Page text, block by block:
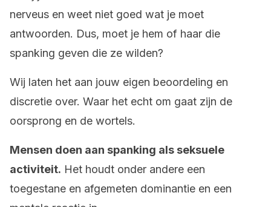
nerveus en weet niet goed wat je moet
antwoorden. Dus, moet je hem of haar die
spanking geven die ze wilden?
Wij laten het aan jouw eigen beoordeling en
discretie over. Waar het echt om gaat zijn de
oorsprong en de wortels.
Mensen doen aan spanking als seksuele
activiteit. Het houdt onder andere een
toegestane en afgemeten dominantie en een